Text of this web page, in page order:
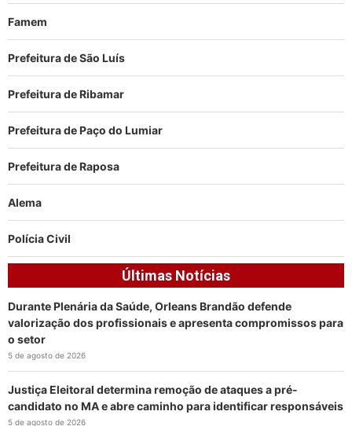
Famem
Prefeitura de São Luís
Prefeitura de Ribamar
Prefeitura de Paço do Lumiar
Prefeitura de Raposa
Alema
Polícia Civil
Últimas Notícias
Durante Plenária da Saúde, Orleans Brandão defende
valorização dos profissionais e apresenta compromissos para
o setor
5 de agosto de 2026
Justiça Eleitoral determina remoção de ataques a pré-
candidato no MA e abre caminho para identificar responsáveis
5 de agosto de 2026